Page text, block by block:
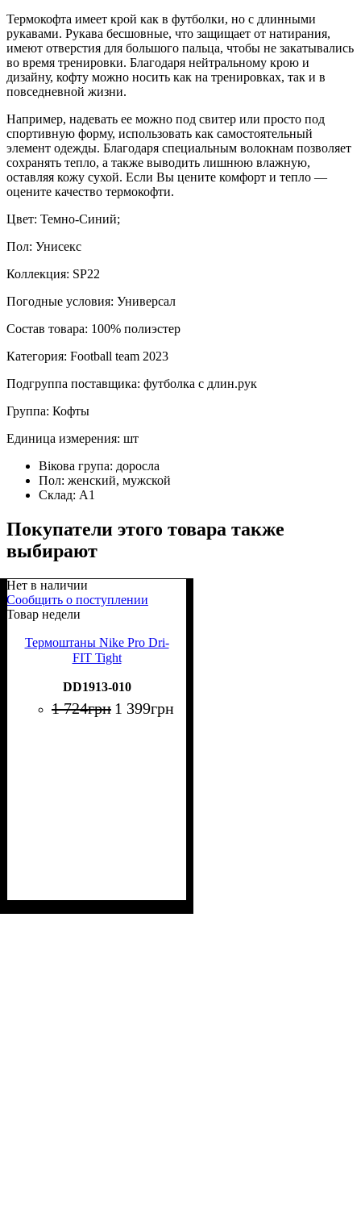
Термокофта имеет крой как в футболки, но с длинными
рукавами. Рукава бесшовные, что защищает от натирания,
имеют отверстия для большого пальца, чтобы не закатывались
во время тренировки. Благодаря нейтральному крою и
дизайну, кофту можно носить как на тренировках, так и в
повседневной жизни.
Например, надевать ее можно под свитер или просто под
спортивную форму, использовать как самостоятельный
элемент одежды. Благодаря специальным волокнам позволяет
сохранять тепло, а также выводить лишнюю влажную,
оставляя кожу сухой. Если Вы цените комфорт и тепло —
оцените качество термокофти.
Цвет: Темно-Синий;
Пол: Унисекс
Коллекция: SP22
Погодные условия: Универсал
Состав товара: 100% полиэстер
Категория: Football team 2023
Подгруппа поставщика: футболка с длин.рук
Группа: Кофты
Единица измерения: шт
Вікова група: доросла
Пол: женский, мужской
Склад: А1
Покупатели этого товара также
выбирают
Нет в наличии
Сообщить о поступлении
Товар недели
Термоштаны Nike Pro Dri-
FIT Tight
DD1913-010
1 724грн 1 399грн